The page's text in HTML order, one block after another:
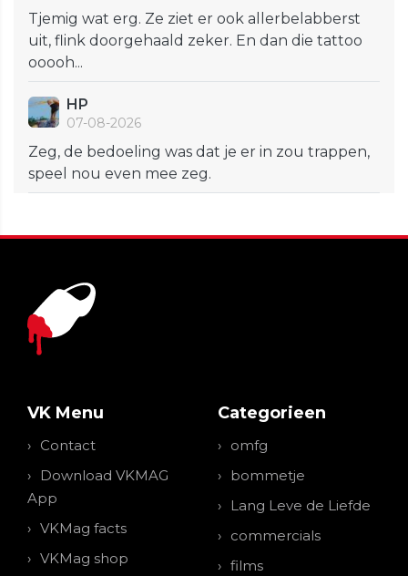
Tjemig wat erg. Ze ziet er ook allerbelabberst
uit, flink doorgehaald zeker. En dan die tattoo
ooooh...
HP
07-08-2026
Zeg, de bedoeling was dat je er in zou trappen,
speel nou even mee zeg.
VK Menu
Contact
Download VKMAG
App
VKMag facts
VKMag shop
Categorieen
omfg
bommetje
Lang Leve de Liefde
commercials
films